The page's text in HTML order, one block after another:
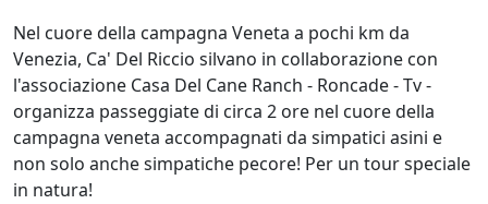
Nel cuore della campagna Veneta a pochi km da
Venezia, Ca' Del Riccio silvano in collaborazione con
l'associazione Casa Del Cane Ranch - Roncade - Tv -
organizza passeggiate di circa 2 ore nel cuore della
campagna veneta accompagnati da simpatici asini e
non solo anche simpatiche pecore! Per un tour speciale
in natura!